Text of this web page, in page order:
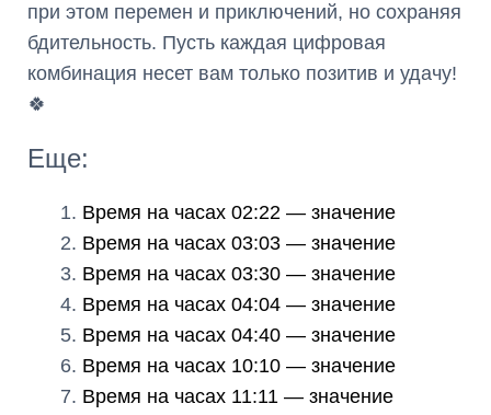
при этом перемен и приключений, но сохраняя
бдительность. Пусть каждая цифровая
комбинация несет вам только позитив и удачу!
🍀
Еще:
Время на часах 02:22 — значение
Время на часах 03:03 — значение
Время на часах 03:30 — значение
Время на часах 04:04 — значение
Время на часах 04:40 — значение
Время на часах 10:10 — значение
Время на часах 11:11 — значение